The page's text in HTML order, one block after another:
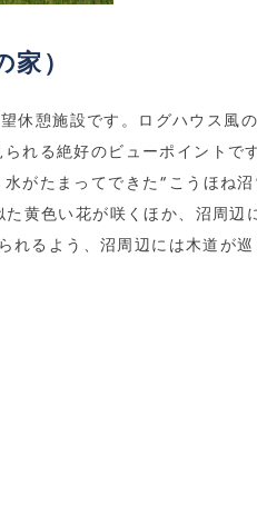
家）
休憩施設です。ログハウス風
れる絶好のビューポイントで
がたまってできた“こうほね
黄色い花が咲くほか、沼周辺
るよう、沼周辺には木道が巡